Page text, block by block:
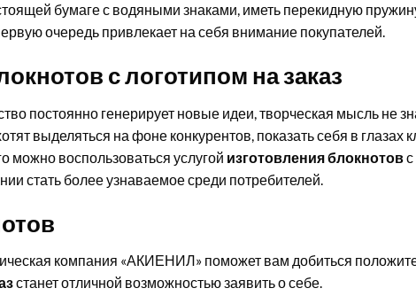
бумаге с водяными знаками, иметь перекидную
очередь привлекает на себя внимание покупателей.
с логотипом на заказ
постоянно генерирует новые идеи, творческая мысль не
выделяться на фоне конкурентов, показать себя в глазах
можно воспользоваться услугой изготовления блокнотов
стать более узнаваемое среди потребителей.
компания «АКИЕНИЛ» поможет вам добиться
станет отличной возможностью заявить о себе.